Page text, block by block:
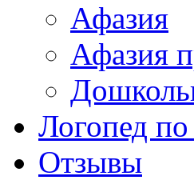
Афазия
Афазия
Логопед
Отзывы